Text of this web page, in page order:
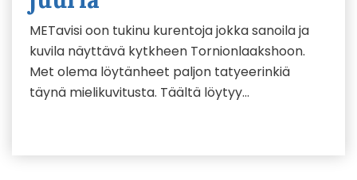
METavisi oon tukinu kurentoja jokka sanoila ja
kuvila näyttävä kytkheen Tornionlaakshoon.
Met olema löytänheet paljon tatyeerinkiä
täynä mielikuvitusta. Täältä löytyy…